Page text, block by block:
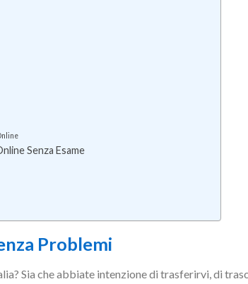
Senza Esame
Problemi
Sia che abbiate intenzione di trasferirvi, di